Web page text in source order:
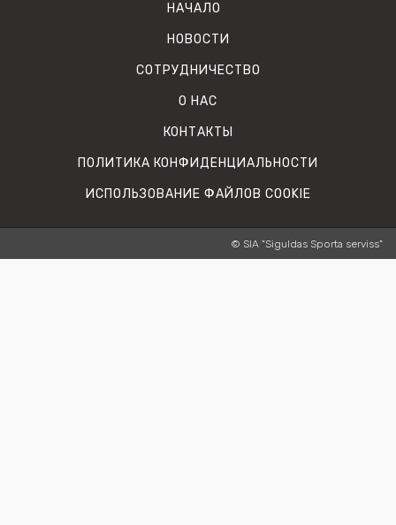
HАЧАЛО
HОВОСТИ
СОТРУДНИЧЕСТВО
О НАС
КОНТАКТЫ
ПОЛИТИКА КОНФИДЕНЦИАЛЬНОСТИ
ИСПОЛЬЗОВАНИЕ ФАЙЛОВ COOKIE
© SIA "Siguldas Sporta serviss"